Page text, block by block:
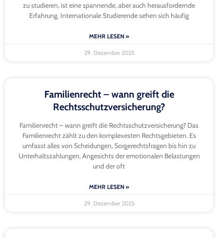
zu studieren, ist eine spannende, aber auch herausfordernde
Erfahrung. Internationale Studierende sehen sich häufig
MEHR LESEN »
29. Dezember 2025
Familienrecht – wann greift die
Rechtsschutzversicherung?
Familienrecht – wann greift die Rechtsschutzversicherung? Das
Familienrecht zählt zu den komplexesten Rechtsgebieten. Es
umfasst alles von Scheidungen, Sorgerechtsfragen bis hin zu
Unterhaltszahlungen. Angesichts der emotionalen Belastungen
und der oft
MEHR LESEN »
29. Dezember 2025